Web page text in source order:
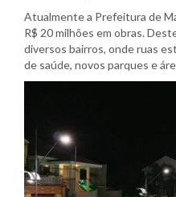
Atualmente a Prefeitura de
R$ 20 milhões em obras.
diversos bairros, onde ruas
de saúde, novos parques e